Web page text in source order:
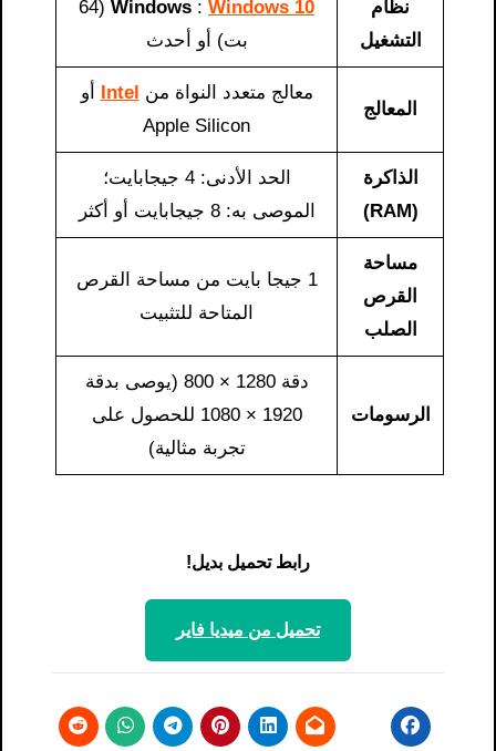
نظام
التشغيل
Windows : Windows 10
(64
بت) أو أحدث
المعالج
معالج متعدد النواة من Intel
أو
Apple Silicon
الذاكرة
(RAM)
الحد الأدنى: 4 جيجابايت؛
الموصى به: 8 جيجابايت أو أكثر
مساحة
القرص
الصلب
1 جيجا بايت من مساحة القرص
المتاحة للتثبيت
الرسومات
دقة 1280 × 800 (يوصى بدقة
1920 × 1080 للحصول على
تجربة مثالية)
رابط تحميل بديل!
تحميل من ميديا ​​فاير